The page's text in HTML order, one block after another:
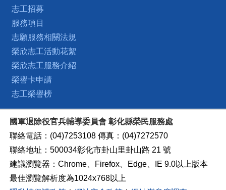
志工招募
服務項目
志願服務相關法規
榮欣志工活動花絮
榮欣志工服務介紹
榮譽卡申請
志工榮譽榜
國軍退除役官兵輔導委員會 彰化縣榮民服務處
聯絡電話：(04)7253108 傳真：(04)7272570
聯絡地址：500034彰化市卦山里卦山路 21 號
建議瀏覽器：Chrome、Firefox、Edge、IE 9.0以上版本
最佳瀏覽解析度為1024x768以上